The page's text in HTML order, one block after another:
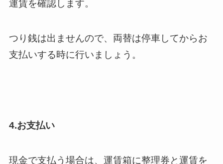
運賃を確認します。
つり銭は出ませんので、両替は停車してからお
支払いする時に行いましょう。
4.お支払い
現金で支払う場合は、運賃箱に整理券と運賃を